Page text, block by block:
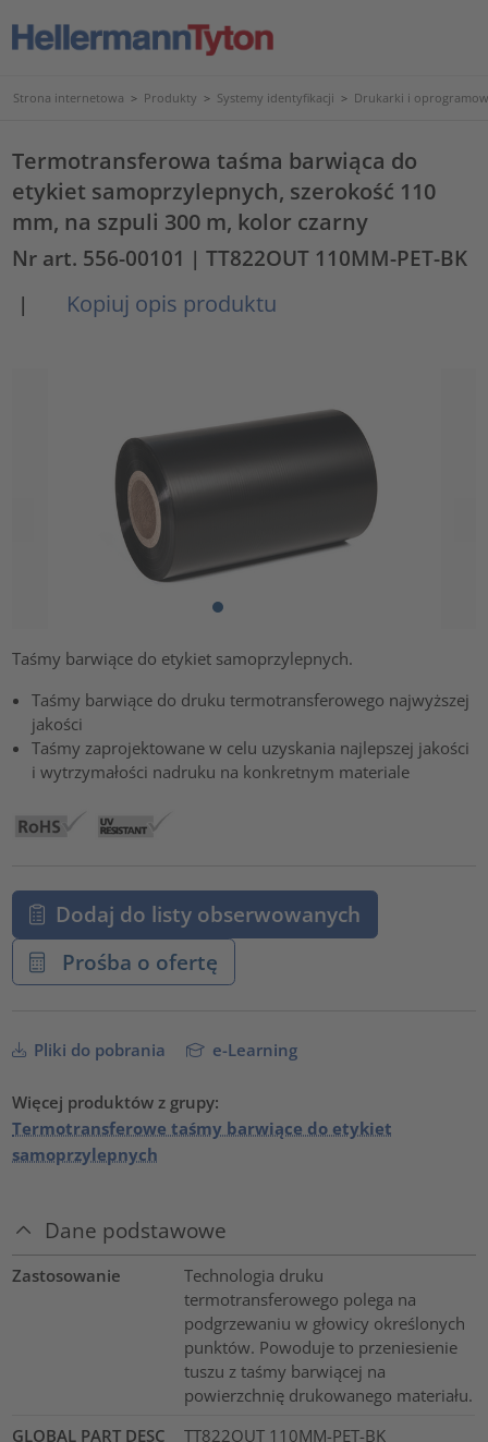
Strona internetowa > Produkty > Systemy identyfikacji > Drukarki i
Termotransferowa taśma barwiąca do
etykiet samoprzylepnych, szerokość 110
mm, na szpuli 300 m, kolor czarny
Nr art. 556-00101 | TT822OUT 110MM-PET-BK
|
Kopiuj opis produktu
Taśmy barwiące do etykiet samoprzylepnych.
Taśmy barwiące do druku termotransferowego najwyższej
jakości
Taśmy zaprojektowane w celu uzyskania najlepszej jakości
i wytrzymałości nadruku na konkretnym materiale
Dodaj do listy obserwowanych
Prośba o ofertę
Pliki do pobrania e-Learning
Więcej produktów z grupy:
Termotransferowe taśmy barwiące do etykiet
samoprzylepnych
Dane podstawowe
Zastosowanie
Technologia druku
termotransferowego polega na
podgrzewaniu w głowicy określonych
punktów. Powoduje to przeniesienie
tuszu z taśmy barwiącej na
powierzchnię drukowanego materiału.
GLOBAL PART DESC
TT822OUT 110MM-PET-BK